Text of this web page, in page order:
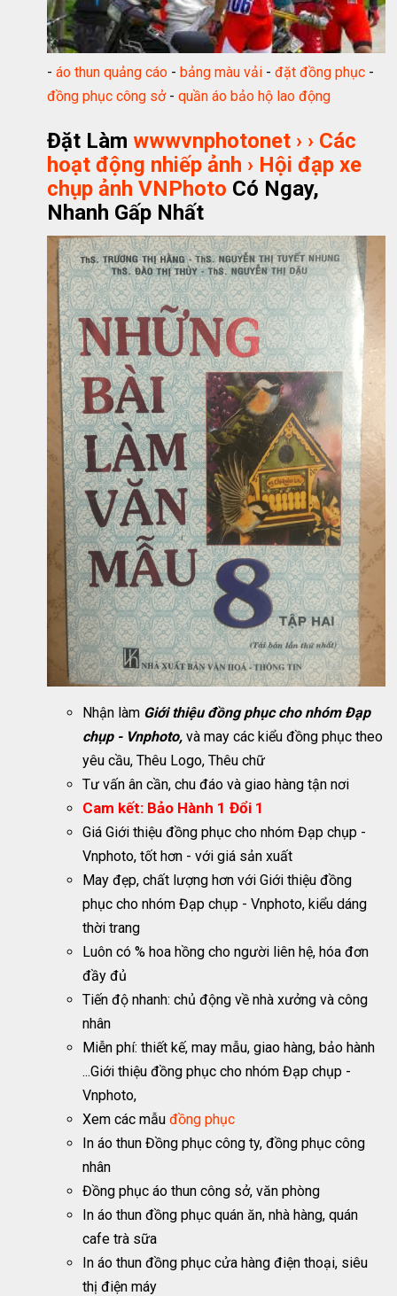
-áo thun quảng cáo - bảng màu vải -đặt đồng phục -
đồng phục công sở-quần áo bảo hộ lao động
Đặt Làmwwwvnphotonet › › Các
hoạt động nhiếp ảnh › Hội đạp xe
chụp ảnh VNPhoto Có Ngay,
Nhanh Gấp Nhất
Nhận làm Giới thiệu đồng phục cho nhóm Đạp
chụp - Vnphoto, và may các kiểu đồng phục theo
yêu cầu, Thêu Logo, Thêu chữ
Tư vấn ân cần, chu đáo và giao hàng tận nơi
Cam kết: Bảo Hành 1 Đổi 1
Giá Giới thiệu đồng phục cho nhóm Đạp chụp -
Vnphoto, tốt hơn - với giá sản xuất
May đẹp, chất lượng hơn với Giới thiệu đồng
phục cho nhóm Đạp chụp - Vnphoto, kiểu dáng
thời trang
Luôn có % hoa hồng cho người liên hệ, hóa đơn
đầy đủ
Tiến độ nhanh: chủ động về nhà xưởng và công
nhân
Miễn phí: thiết kế, may mẫu, giao hàng, bảo hành
...Giới thiệu đồng phục cho nhóm Đạp chụp -
Vnphoto,
Xem các mẫuđồng phục
In áo thun Đồng phục công ty, đồng phục công
nhân
Đồng phục áo thun công sở, văn phòng
In áo thun đồng phục quán ăn, nhà hàng, quán
cafe trà sữa
In áo thun đồng phục cửa hàng điện thoại, siêu
thị điện máy